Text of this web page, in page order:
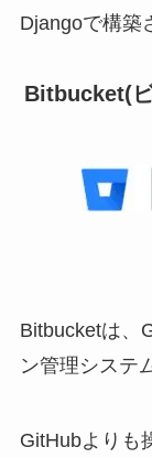
Djangoで構築
Bitbucket(
Bitbucketは、
ン管理システ
GitHubよりも